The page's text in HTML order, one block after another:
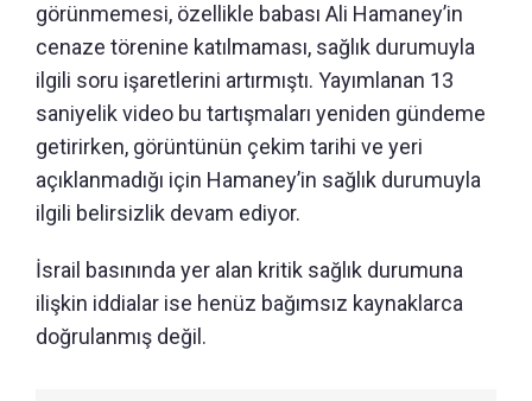
görünmemesi, özellikle babası Ali Hamaney’in
cenaze törenine katılmaması, sağlık durumuyla
ilgili soru işaretlerini artırmıştı. Yayımlanan 13
saniyelik video bu tartışmaları yeniden gündeme
getirirken, görüntünün çekim tarihi ve yeri
açıklanmadığı için Hamaney’in sağlık durumuyla
ilgili belirsizlik devam ediyor.
İsrail basınında yer alan kritik sağlık durumuna
ilişkin iddialar ise henüz bağımsız kaynaklarca
doğrulanmış değil.